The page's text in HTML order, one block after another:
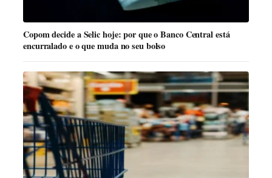
Copom decide a Selic hoje: por que o Banco Central está
encurralado e o que muda no seu bolso